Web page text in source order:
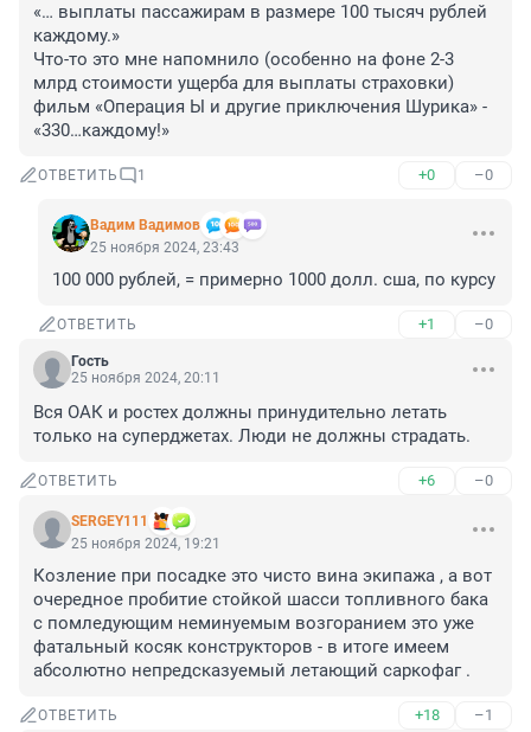
«… выплаты пассажирам в размере 100 тысяч рублей
каждому.»
Что-то это мне напомнило (особенно на фоне 2-3
млрд стоимости ущерба для выплаты страховки)
фильм «Операция Ы и другие приключения Шурика» -
«330…каждому!»
ОТВЕТИТЬ 1 +0 –0
Вадим Вадимов
25 ноября 2024, 23:43
100 000 рублей, = примерно 1000 долл. сша, по курсу
ОТВЕТИТЬ +1 –0
Гость
25 ноября 2024, 20:11
Вся ОАК и ростех должны принудительно летать
только на суперджетах. Люди не должны страдать.
ОТВЕТИТЬ +6 –0
SERGEY111
25 ноября 2024, 19:21
Козление при посадке это чисто вина экипажа , а вот
очередное пробитие стойкой шасси топливного бака
с помледующим неминуемым возгоранием это уже
фатальный косяк конструкторов - в итоге имеем
абсолютно непредсказуемый летающий саркофаг .
ОТВЕТИТЬ +18 –1